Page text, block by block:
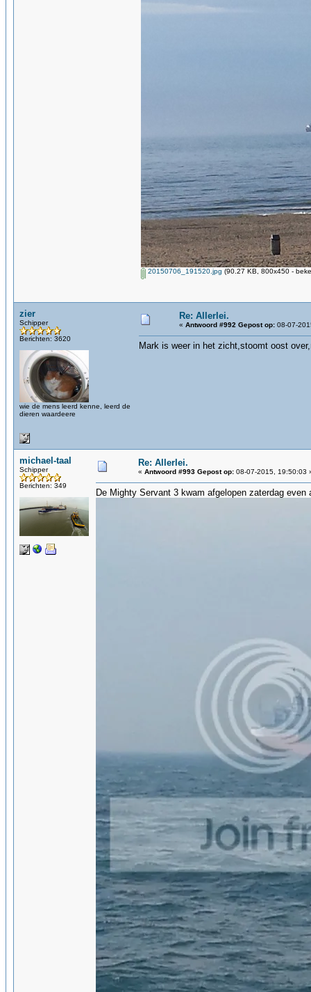
20150706_191520.jpg (90.27 KB, 800x450 -
zier
Schipper
Berichten: 3620
wie de mens leerd kenne, leerd de
dieren waardeere
Re: Allerlei.
« Antwoord #992 Gepost op: 08-07-
Mark is weer in het zicht,stoomt oost
michael-taal
Schipper
Berichten: 349
Re: Allerlei.
« Antwoord #993 Gepost op: 08-07-2015, 19:50:03
De Mighty Servant 3 kwam afgelopen zaterdag